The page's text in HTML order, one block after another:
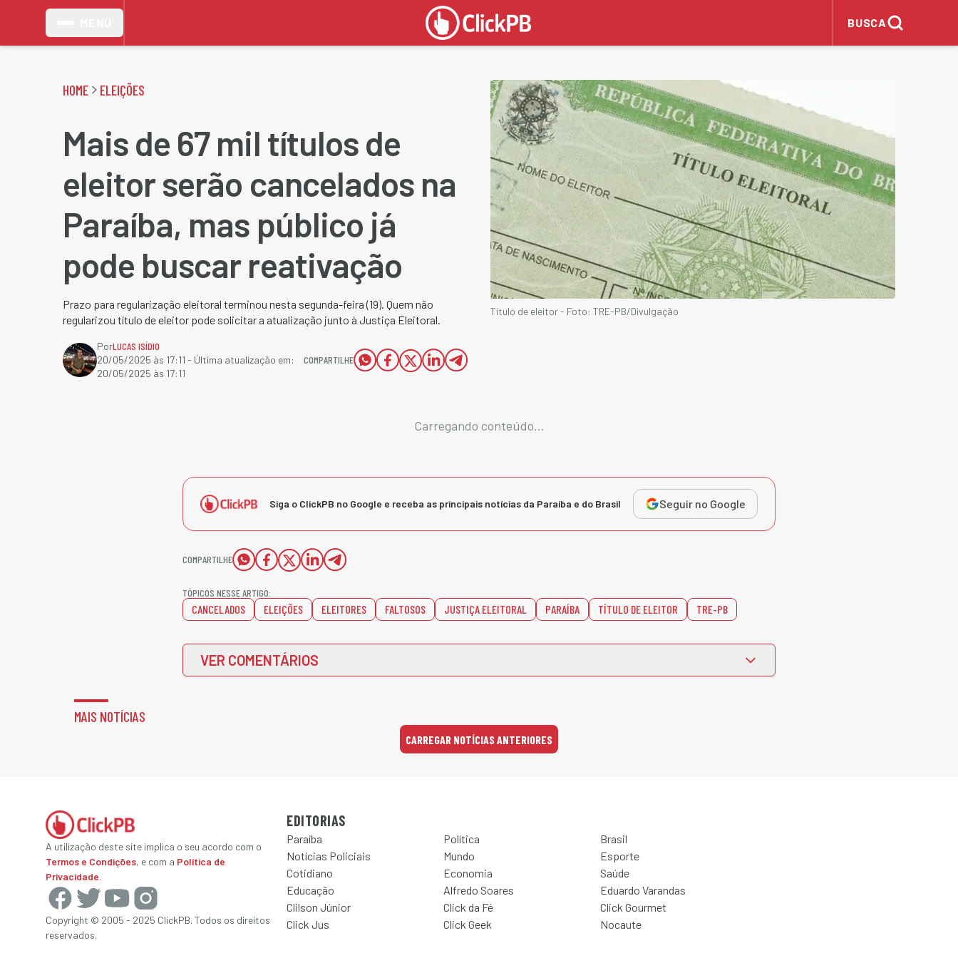
BUSCA
HOME ELEIÇÕES
Mais de 67 mil títulos de
eleitor serão cancelados na
Paraíba, mas público já
pode buscar reativação
Prazo para regularização eleitoral terminou nesta segunda-feira (19). Quem não
regularizou título de eleitor pode solicitar a atualização junto à Justiça Eleitoral.
PorLUCAS ISÍDIO
20/05/2025 às 17:11 - Última atualização em:
20/05/2025 às 17:11
COMPARTILHE
Título de eleitor - Foto: TRE-PB/Divulgação
Carregando conteúdo...
Siga o ClickPB no Google e receba as principais notícias da Paraíba e do Brasil Seguir no Google
COMPARTILHE
TÓPICOS NESSE ARTIGO:
CANCELADOS ELEIÇÕES ELEITORES FALTOSOS JUSTIÇA ELEITORAL PARAÍBA TÍTULO DE ELEITOR TRE-PB
VER COMENTÁRIOS
MAIS NOTÍCIAS
CARREGAR NOTÍCIAS ANTERIORES
A utilização deste site implica o seu acordo com o
Termos e Condições, e com a Política de
Privacidade.
Copyright © 2005 - 2025 ClickPB. Todos os direitos
reservados.
EDITORIAS
Paraíba Política
Brasil
Notícias Policiais
Mundo
Esporte
Cotidiano
Economia
Saúde
Educação
Alfredo Soares
Eduardo Varandas
Clilson Júnior
Click da Fé
Click Gourmet
Click Jus
Click Geek Nocaute